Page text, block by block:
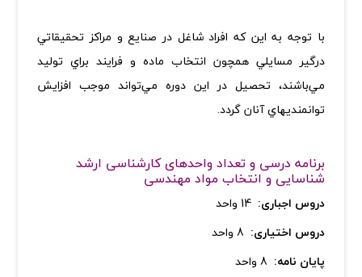
با توجه به اين‌ كه افراد شاغل در صنايع و مراكز تحقيقاتي
درگير مسايلي همچون انتخاب ماده و فرايند براي توليد
مي‌باشند، تحصيل در اين دوره مي‌تواند موجب افزايش
توانمنديهاي آنان گردد.
برنامه درسی و تعداد واحدهای کارشناسی ارشد
شناسایی و انتخاب مواد مهندسی
دروس اجباری: 14 واحد
دروس اختیاری:
پایان نامه: